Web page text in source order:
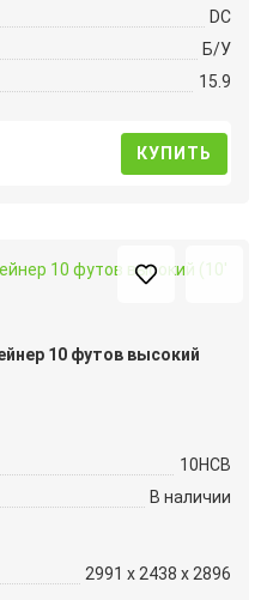
DC
Б/У
15.9
КУПИТЬ
10 футов высокий
10HCB
В наличии
2991 x 2438 x 2896